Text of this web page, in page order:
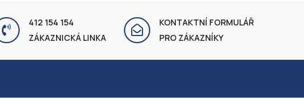
412 154 154
ZÁKAZNICKÁ LINKA
KONTAKTNÍ FORMULÁŘ
PRO ZÁKAZNÍKY